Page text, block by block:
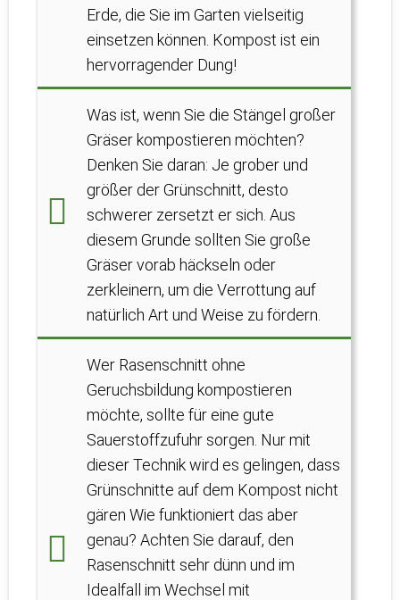
Erde, die Sie im Garten vielseitig
einsetzen können. Kompost ist ein
hervorragender Dung!
Was ist, wenn Sie die Stängel großer
Gräser kompostieren möchten?
Denken Sie daran: Je grober und
größer der Grünschnitt, desto
schwerer zersetzt er sich. Aus
diesem Grunde sollten Sie große
Gräser vorab häckseln oder
zerkleinern, um die Verrottung auf
natürlich Art und Weise zu fördern.
Wer Rasenschnitt ohne
Geruchsbildung kompostieren
möchte, sollte für eine gute
Sauerstoffzufuhr sorgen. Nur mit
dieser Technik wird es gelingen, dass
Grünschnitte auf dem Kompost nicht
gären Wie funktioniert das aber
genau? Achten Sie darauf, den
Rasenschnitt sehr dünn und im
Idealfall im Wechsel mit